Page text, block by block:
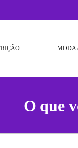
MODA
O que